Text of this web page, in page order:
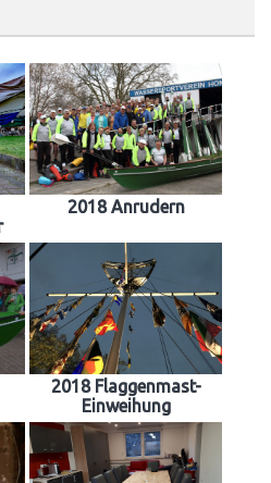
2018 Anrudern
2018 Flaggenmast-
Einweihung